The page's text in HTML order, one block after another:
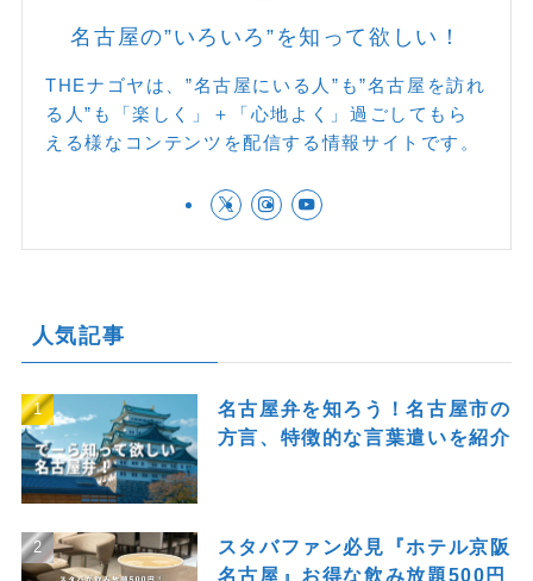
名古屋の”いろいろ”を知って欲しい！
THEナゴヤは、”名古屋にいる人”も”名古屋を訪れ
る人”も「楽しく」＋「心地よく」過ごしてもら
える様なコンテンツを配信する情報サイトです。
人気記事
名古屋弁を知ろう！名古屋市の
方言、特徴的な言葉遣いを紹介
スタバファン必見『ホテル京阪
名古屋』お得な飲み放題500円